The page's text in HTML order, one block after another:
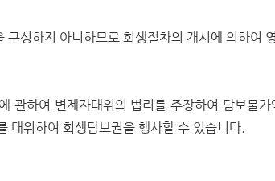
구성하지 아니하므로 회생절차의 개시에 의하여
관하여 변제자대위의 법리를 주장하여 담보물가
대위하여 회생담보권을 행사할 수 있습니다.